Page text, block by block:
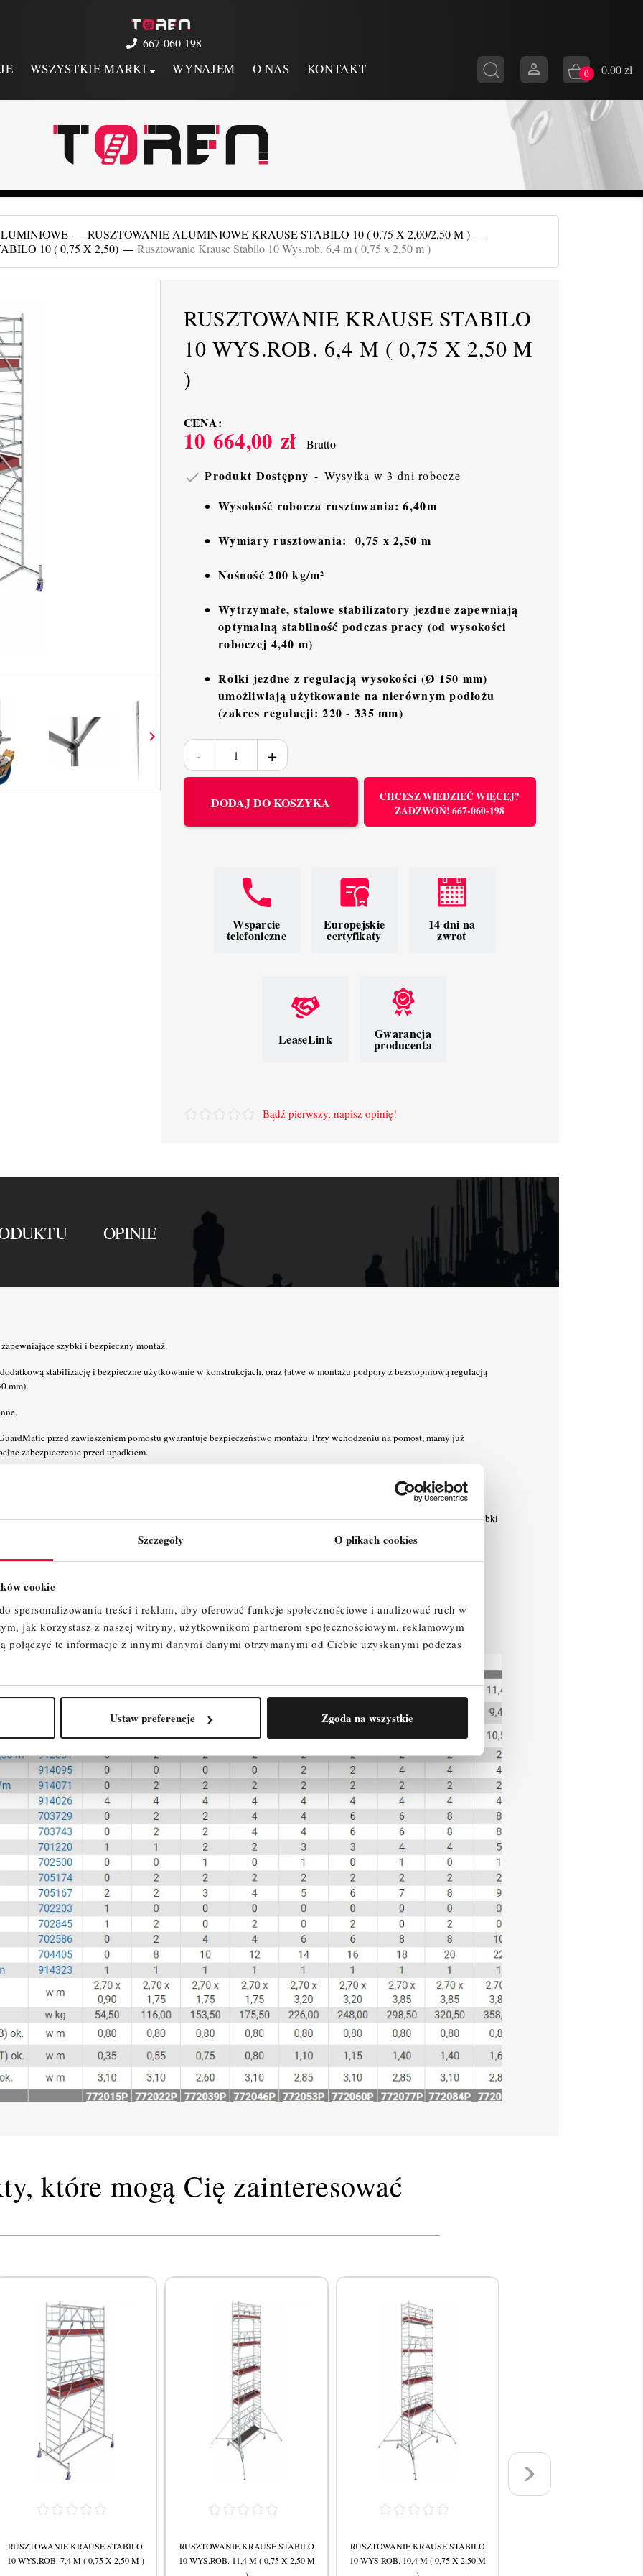
Szczegóły O plikach cookies
cookie
spersonalizowania treści i reklam, aby oferować funkcje społecznościowe i analizować ruch w
jak korzystasz z naszej witryny, użytkownikom partnerom społecznościowym, reklamowym
połączyć te informacje z innymi danymi danymi otrzymanymi od Ciebie uzyskanymi podczas
Ustaw preferencje Zgoda na wszystkie
667-060-198
WSZYSTKIE MARKI WYNAJEM O NAS KONTAKT  0 0,00 zł
RUSZTOWANIE ALUMINIOWE KRAUSE STABILO 10 ( 0,75 X 2,00/2,50 M )
10 ( 0,75 X 2,50)
Rusztowanie Krause Stabilo 10 Wys.rob. 6,4 m ( 0,75 x 2,50 m )

RUSZTOWANIE KRAUSE STABILO
10 WYS.ROB. 6,4 M ( 0,75 X 2,50 M
)
CENA:
10 664,00 zł Brutto
 Produkt Dostępny Wysyłka w 3 dni robocze
Wysokość robocza rusztowania: 6,40m
Wymiary rusztowania: 0,75 x 2,50 m
Nośność 200 kg/m²
Wytrzymałe, stalowe stabilizatory jezdne zapewniają
optymalną stabilność podczas pracy (od wysokości
roboczej 4,40 m)
Rolki jezdne z regulacją wysokości (Ø 150 mm)
umożliwiają użytkowanie na nierównym podłożu
(zakres regulacji: 220 - 335 mm)
DODAJ DO KOSZYKA
CHCESZ WIEDZIEĆ WIĘCEJ?
ZADZWOŃ! 667-060-198
Wsparcie
telefoniczne
Europejskie
certyfikaty
14 dni na
zwrot
LeaseLink Gwarancja
producenta
Bądź pierwszy, napisz opinię!
OPINIE
szybki i bezpieczny montaż.
stabilizację i bezpieczne użytkowanie w konstrukcjach, oraz łatwe w montażu podpory z bezstopniową regulacją
mm).
przed zawieszeniem pomostu gwarantuje bezpieczeństwo montażu. Przy wchodzeniu na pomost, mamy już
zabezpieczenie przed upadkiem.
zapewnia łatwy i bezpieczny montaż. Na czas transportu i przechowywania poręcze GuardMatic można złożyć w
stabilność na wysokości. Unikalny, samoblokujący system połączeń zaciskowych KRAUSE umożliwia łatwy, szybki
zapewnia maksymalną przestrzeń użytkową na pomoście.
wynosi 2 m zapewniając przy tym szybki i beznarzędziowy montaż.
umożliwiają użytkowanie na nierównym podłożu (zakres regulacji: 220 - 335 mm).
rusztowań 3) według PN EN 1004-1.
które mogą Cię zainteresować
RUSZTOWANIE KRAUSE STABILO
10 WYS.ROB. 7,4 M ( 0,75 X 2,50 M )
RUSZTOWANIE KRAUSE STABILO
10 WYS.ROB. 11,4 M ( 0,75 X 2,50 M
RUSZTOWANIE KRAUSE STABILO
10 WYS.ROB. 10,4 M ( 0,75 X 2,50 M